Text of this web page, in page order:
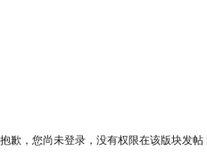
抱歉，您尚未登录，没有权限在该版块发帖